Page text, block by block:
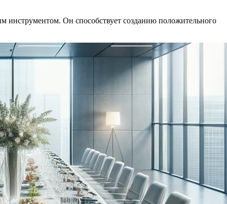
инструментом. Он способствует созданию положительного